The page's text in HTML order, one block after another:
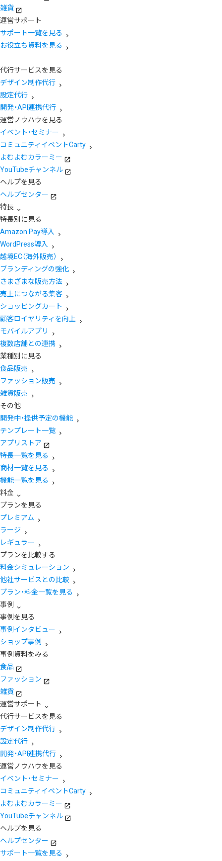
雑貨
運営サポート
サポート一覧を見る
お役立ち資料を見る
代行サービスを見る
デザイン制作代行
設定代行
開発・API連携代行
運営ノウハウを見る
イベント・セミナー
コミュニティイベントCarty
よむよむカラーミー
YouTubeチャンネル
ヘルプを見る
ヘルプセンター
特長
特長別に見る
Amazon Pay導入
WordPress導入
越境EC（海外販売）
ブランディングの強化
さまざまな販売方法
売上につながる集客
ショッピングカート
顧客ロイヤリティを向上
モバイルアプリ
複数店舗との連携
業種別に見る
食品販売
ファッション販売
雑貨販売
その他
開発中・提供予定の機能
テンプレート一覧
アプリストア
特長一覧を見る
商材一覧を見る
機能一覧を見る
料金
プランを見る
プレミアム
ラージ
レギュラー
プランを比較する
料金シミュレーション
他社サービスとの比較
プラン・料金一覧を見る
事例
事例を見る
事例インタビュー
ショップ事例
事例資料をみる
食品
ファッション
雑貨
運営サポート
代行サービスを見る
デザイン制作代行
設定代行
開発・API連携代行
運営ノウハウを見る
イベント・セミナー
コミュニティイベントCarty
よむよむカラーミー
YouTubeチャンネル
ヘルプを見る
ヘルプセンター
サポート一覧を見る